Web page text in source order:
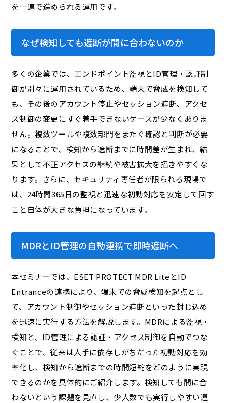
を一連で進められる運用です。
なぜ検知しても遮断が間に合わないのか
多くの企業では、エンドポイント監視とID管理・認証制
御が別々に運用されているため、端末で脅威を検知して
も、その後のアカウント停止やセッション遮断、アクセ
ス制御の変更にすぐ着手できないケースが少なくありま
せん。複数ツールや複数部門をまたぐ確認と判断が必要
になることで、検知から遮断までに時間差が生まれ、結
果として不正アクセスの継続や被害拡大を招きやすくな
ります。さらに、セキュリティ専任者が限られる現場で
は、24時間365日の監視と迅速な初動対応を安定して回す
こと自体が大きな負担になっています。
MDRとID管理の自動連携で即時遮断へ
本セミナーでは、ESET PROTECT MDR LiteとID
Entranceの連携により、端末での脅威検知を起点とし
て、アカウント制御やセッション遮断といった封じ込め
を迅速に実行する方法を解説します。MDRによる監視・
検知と、ID管理による認証・アクセス制御を自動でつな
ぐことで、従来は人手に依存しがちだった初動対応を効
率化し、検知から遮断までの時間短縮をどのように実現
できるのかを具体的にご紹介します。検知しても間に合
わないという課題を見直し、少人数でも実行しやすい運